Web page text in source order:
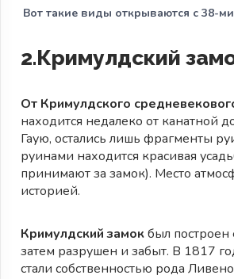
Вот такие виды открываются с 38-
2.Кримулдский
От Кримулдского
находится недалеко от канатной
Гаую, остались лишь фрагменты
руинами находится красивая
принимают за замок). Место
историей.
Кримулдский замокбыл
затем разрушен и забыт. В 1817
стали собственностью рода